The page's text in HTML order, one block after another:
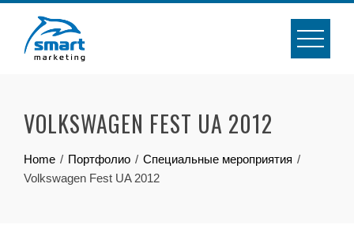
content
VOLKSWAGEN FEST UA 2012
Home Портфолио
Специальные мероприятия
Volkswagen Fest UA 2012